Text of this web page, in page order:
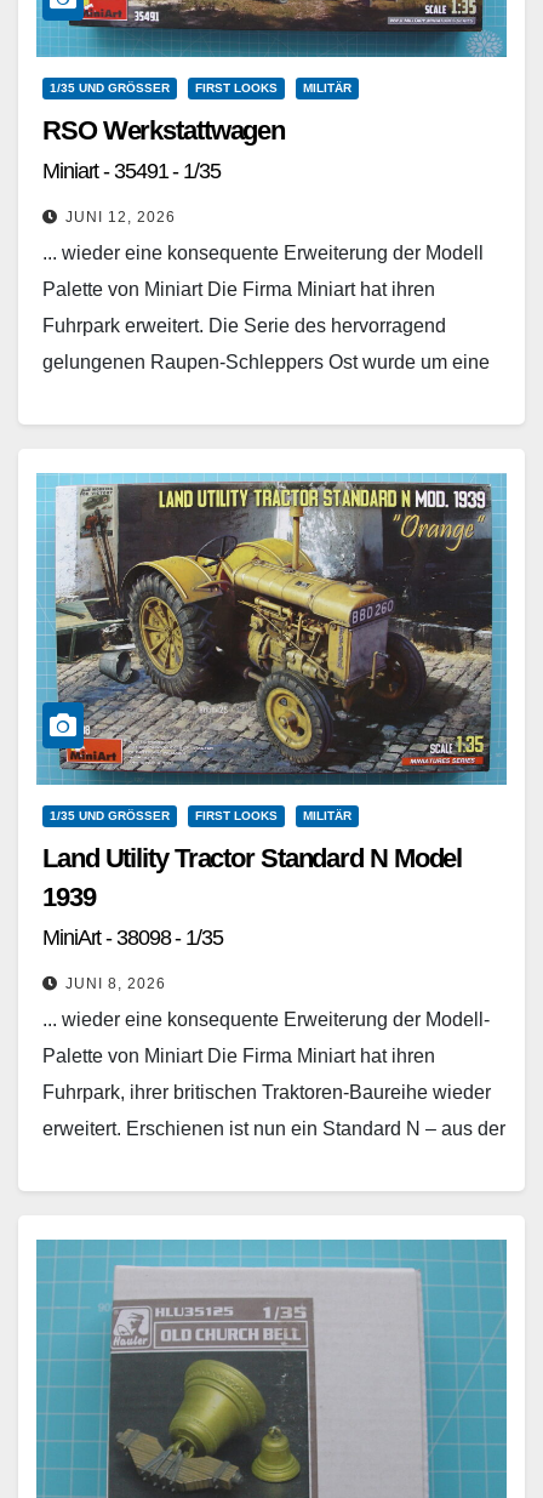
1/35 UND GRÖSSER FIRST LOOKS MILITÄR
RSO Werkstattwagen
Miniart - 35491 - 1/35
JUNI 12, 2026
... wieder eine konsequente Erweiterung der Modell
Palette von Miniart Die Firma Miniart hat ihren
Fuhrpark erweitert. Die Serie des hervorragend
gelungenen Raupen-Schleppers Ost wurde um eine
1/35 UND GRÖSSER FIRST LOOKS MILITÄR
Land Utility Tractor Standard N Model
1939
MiniArt - 38098 - 1/35
JUNI 8, 2026
... wieder eine konsequente Erweiterung der Modell-
Palette von Miniart Die Firma Miniart hat ihren
Fuhrpark, ihrer britischen Traktoren-Baureihe wieder
erweitert. Erschienen ist nun ein Standard N – aus der